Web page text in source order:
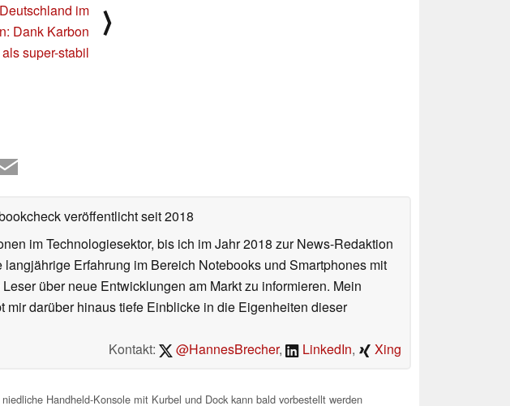
im
Dank Karbon
super-stabil
⟩
veröffentlichtseit 2018
im Technologiesektor, bis ich im Jahr 2018 zur News-Redaktion
Erfahrung im Bereich Notebooks und Smartphones mit
über neue Entwicklungen am Markt zu informieren. Mein
darüber hinaus tiefe Einblicke in die Eigenheiten dieser
Kontakt:
@HannesBrecher, LinkedIn, Xing
Handheld-Konsole mit Kurbel und Dock kann bald vorbestellt werden